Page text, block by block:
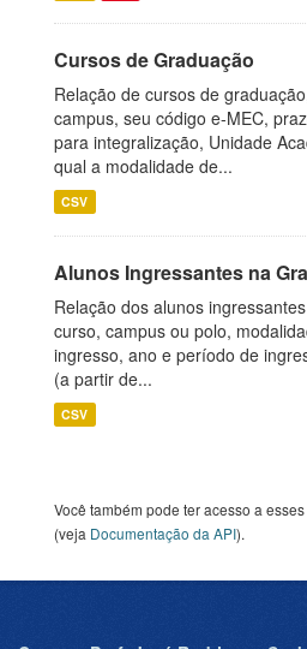
Cursos de Graduação
Relação de cursos de
campus, seu código e-MEC,
para integralização, Unidade
qual a modalidade de...
CSV
Alunos Ingressantes na
Relação dos alunos
curso, campus ou polo,
ingresso, ano e período de
(a partir de...
CSV
Você também pode ter acesso a
(veja Documentação da API).